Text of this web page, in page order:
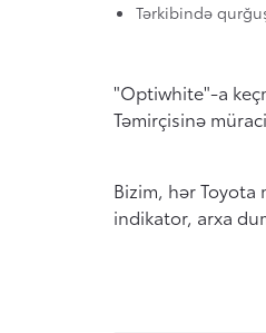
Tərkibində
"Optiwhite"-a
Təmirçisinə
Bizim, hər
indikator, arxa